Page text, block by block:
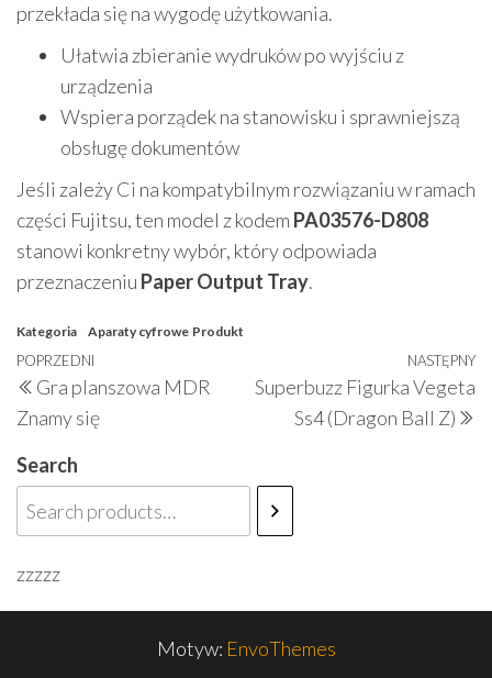
przekłada się na wygodę użytkowania.
Ułatwia zbieranie wydruków po wyjściu z
urządzenia
Wspiera porządek na stanowisku i sprawniejszą
obsługę dokumentów
Jeśli zależy Ci na kompatybilnym rozwiązaniu w ramach
części Fujitsu, ten model z kodem PA03576-D808
stanowi konkretny wybór, który odpowiada
przeznaczeniu Paper Output Tray.
Kategoria Aparaty cyfrowe Produkt
Nawigacja
wpisu
Poprzedni
wpis
POPRZEDNI
Gra planszowa MDR
Znamy się
NASTĘPNY
Superbuzz Figurka Vegeta
Ss4 (Dragon Ball Z)
Search
zzzzz
Motyw: EnvoThemes